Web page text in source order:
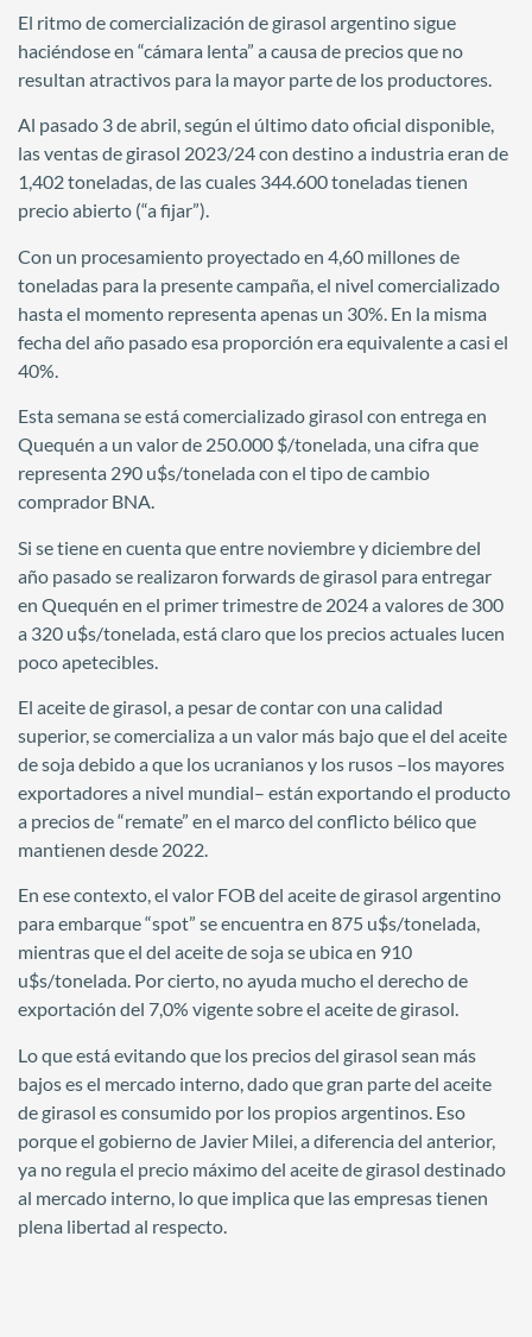
El ritmo de comercialización de girasol argentino sigue
haciéndose en “cámara lenta” a causa de precios que no
resultan atractivos para la mayor parte de los productores.
Al pasado 3 de abril, según el último dato oficial disponible,
las ventas de girasol 2023/24 con destino a industria eran de
1,402 toneladas, de las cuales 344.600 toneladas tienen
precio abierto (“a fijar”).
Con un procesamiento proyectado en 4,60 millones de
toneladas para la presente campaña, el nivel comercializado
hasta el momento representa apenas un 30%. En la misma
fecha del año pasado esa proporción era equivalente a casi el
40%.
Esta semana se está comercializado girasol con entrega en
Quequén a un valor de 250.000 $/tonelada, una cifra que
representa 290 u$s/tonelada con el tipo de cambio
comprador BNA.
Si se tiene en cuenta que entre noviembre y diciembre del
año pasado se realizaron forwards de girasol para entregar
en Quequén en el primer trimestre de 2024 a valores de 300
a 320 u$s/tonelada, está claro que los precios actuales lucen
poco apetecibles.
El aceite de girasol, a pesar de contar con una calidad
superior, se comercializa a un valor más bajo que el del aceite
de soja debido a que los ucranianos y los rusos –los mayores
exportadores a nivel mundial– están exportando el producto
a precios de “remate” en el marco del conflicto bélico que
mantienen desde 2022.
En ese contexto, el valor FOB del aceite de girasol argentino
para embarque “spot” se encuentra en 875 u$s/tonelada,
mientras que el del aceite de soja se ubica en 910
u$s/tonelada. Por cierto, no ayuda mucho el derecho de
exportación del 7,0% vigente sobre el aceite de girasol.
Lo que está evitando que los precios del girasol sean más
bajos es el mercado interno, dado que gran parte del aceite
de girasol es consumido por los propios argentinos. Eso
porque el gobierno de Javier Milei, a diferencia del anterior,
ya no regula el precio máximo del aceite de girasol destinado
al mercado interno, lo que implica que las empresas tienen
plena libertad al respecto.